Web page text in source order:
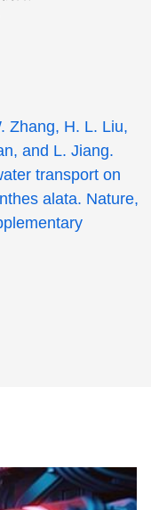
Zhang, H. L. Liu,
and L. Jiang.
transport on
alata. Nature,